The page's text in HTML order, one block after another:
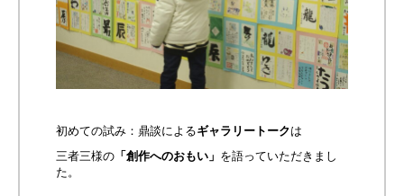
初めての試み：鼎談によるギャラリートークは
三者三様の 「創作へのおもい」 を語っていただきまし
た。